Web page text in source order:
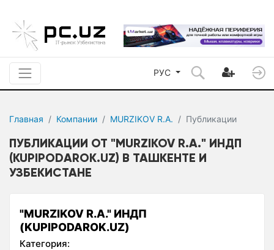
РУС
Главная Компании MURZIKOV R.A. Публикации
ПУБЛИКАЦИИ ОТ "MURZIKOV R.A." ИНДП
(KUPIPODAROK.UZ) В ТАШКЕНТЕ И
УЗБЕКИСТАНЕ
"MURZIKOV R.A." ИНДП
(KUPIPODAROK.UZ)
Категория: